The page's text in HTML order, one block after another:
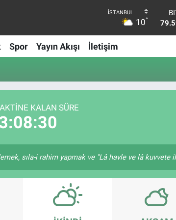
10°
Spor Yayın Akışı İletişim
KALAN SÜRE
sıla-i rahim yapmak ve "Lâ havle ve lâ